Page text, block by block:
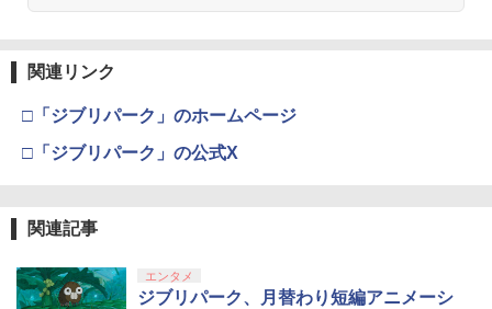
関連リンク
□「ジブリパーク」のホームページ
□「ジブリパーク」の公式X
関連記事
エンタメ
ジブリパーク、月替わり短編アニメーシ